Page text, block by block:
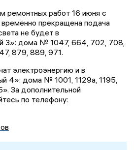
ремонтных работ 16 июня с
прекращена подача
не будет в
3»: дома № 1047, 664, 702, 708,
879, 889, 971.
электроэнергию и в
4»: дома № 1001, 1129а, 1195,
За дополнительной
по телефону: